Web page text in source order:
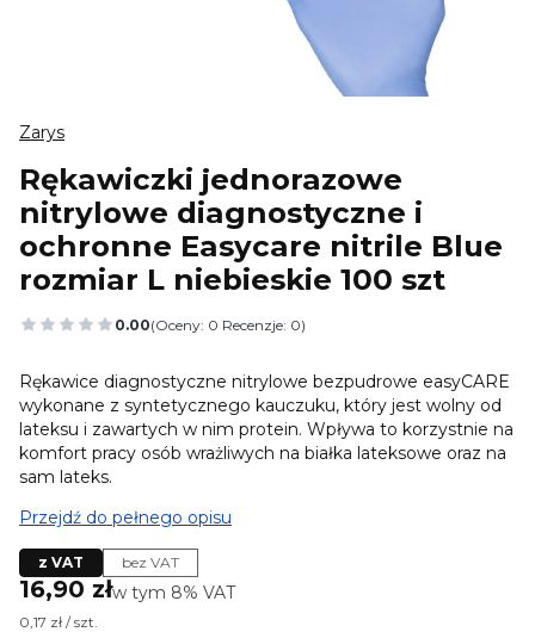
Zarys
Rękawiczki jednorazowe
nitrylowe diagnostyczne i
ochronne Easycare nitrile Blue
rozmiar L niebieskie 100 szt
0.00(Oceny: 0 Recenzje: 0)
Przejdź do sekcji Opinie
Rękawice diagnostyczne nitrylowe bezpudrowe easyCARE
wykonane z syntetycznego kauczuku, który jest wolny od
lateksu i zawartych w nim protein. Wpływa to korzystnie na
komfort pracy osób wrażliwych na białka lateksowe oraz na
sam lateks.
Przejdź do pełnego opisu
z VAT bez VAT
Cena
16,90 złw tym 8% VAT
w tym 8% VAT
0,17 zł / szt.